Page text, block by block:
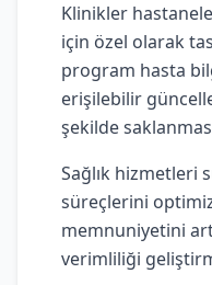
Klinikler
için özel olarak
program hasta
erişilebilir
şekilde
Sağlık hizmetleri
süreçlerini
memnuniyetini
verimliliği